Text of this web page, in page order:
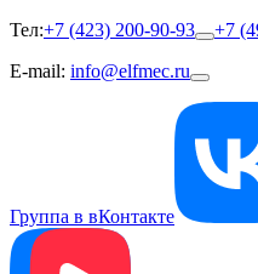
Тел:+7 (423) 200-90-93
+7
E-mail: info@elfmec.ru
Группа в вКонтакте